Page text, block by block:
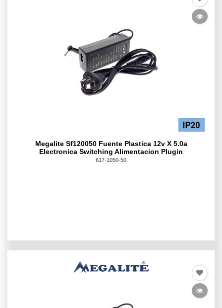
Megalite Sf120050 Fuente Plastica 12v X 5.0a
Electronica Switching Alimentacion Plugin
617-1050-50